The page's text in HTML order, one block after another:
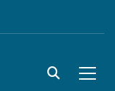
site.searc